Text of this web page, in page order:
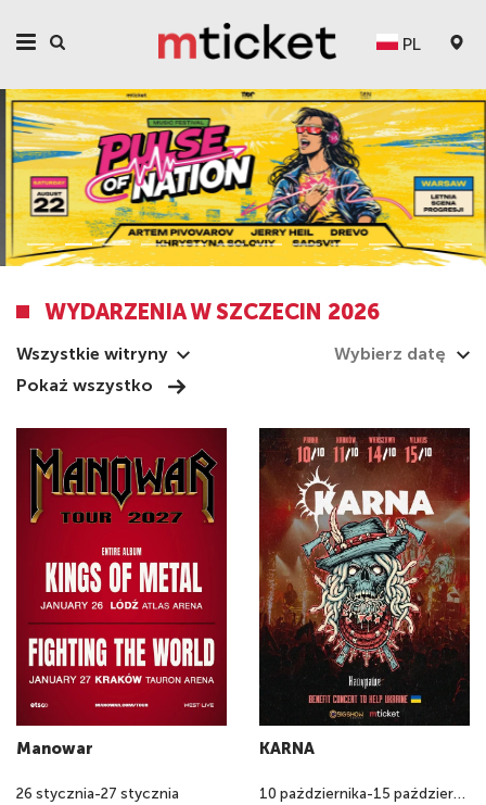
PL
WYDARZENIA W SZCZECIN 2026
Wszystkie witryny
Pokaż wszystko
Manowar
26 stycznia-27 stycznia
KARNA
10 października-15 października